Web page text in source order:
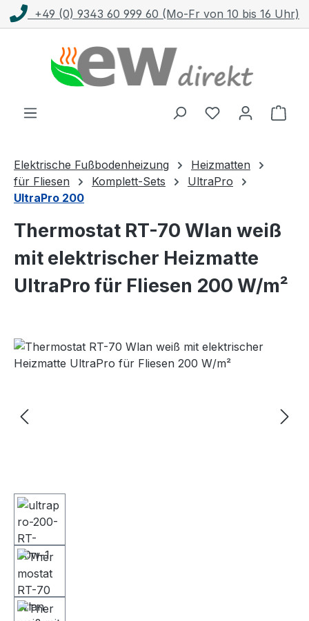
Zum Hauptinhalt springen
+49 (0) 9343 60 999 60 (Mo-Fr von 10 bis 16 Uhr)
Elektrische Fußbodenheizung
Heizmatten
für Fliesen
Komplett-Sets
UltraPro
UltraPro 200
Thermostat RT-70 Wlan weiß
mit elektrischer Heizmatte
UltraPro für Fliesen 200 W/m²
Bildergalerie überspringen